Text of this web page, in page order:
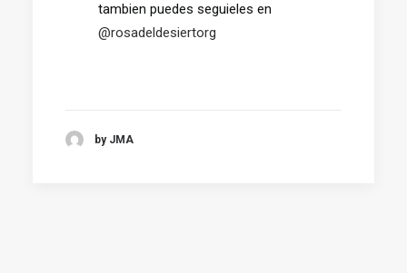
tambien puedes seguieles en
@rosadeldesiertorg
by JMA